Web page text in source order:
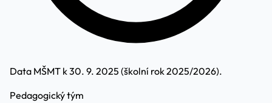
Data MŠMT k 30. 9. 2025 (školní rok 2025/2026).
Pedagogický tým